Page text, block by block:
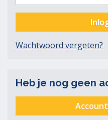
Wachtwoord vergeten?
Heb je nog geen